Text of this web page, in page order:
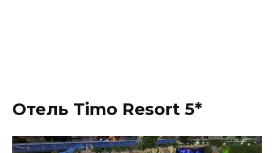
Отель Timo Resort 5*